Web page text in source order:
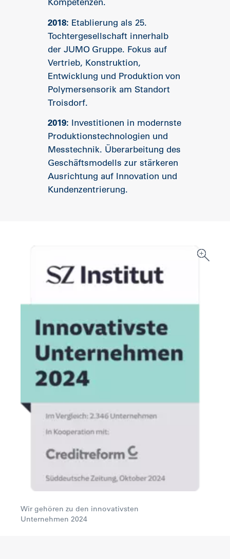
2018: Etablierung als 25.
Tochtergesellschaft innerhalb
der JUMO Gruppe. Fokus auf
Vertrieb, Konstruktion,
Entwicklung und Produktion von
Polymersensorik am Standort
Troisdorf.
2019: Investitionen in modernste
Produktionstechnologien und
Messtechnik. Überarbeitung des
Geschäftsmodells zur stärkeren
Ausrichtung auf Innovation und
Kundenzentrierung.
Wir gehören zu den innovativsten
Unternehmen 2024